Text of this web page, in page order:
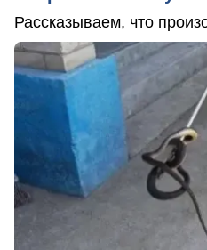
Рассказываем, что